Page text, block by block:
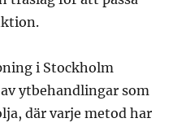
i Stockholm
ytbehandlingar som
där varje metod har